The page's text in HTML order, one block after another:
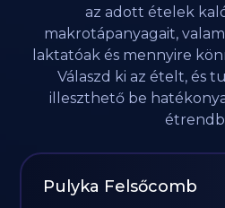
az adott ételek
makrotápanyagait,
laktatóak és mennyire
Válaszd ki az ételt, és
illeszthető be
Pulyka Felsőcomb